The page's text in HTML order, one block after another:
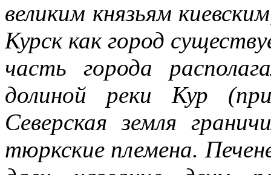
великим князьям
Курск как город
часть города
долиной реки Кур
Северская земля
тюркские племена.